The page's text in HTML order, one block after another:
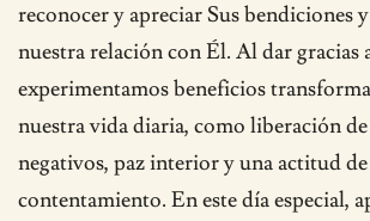
reconocer y apreciar Sus bendiciones
nuestra relación con Él. Al dar gracias
experimentamos beneficios
nuestra vida diaria, como liberación
negativos, paz interior y una actitud de
contentamiento. En este día especial,